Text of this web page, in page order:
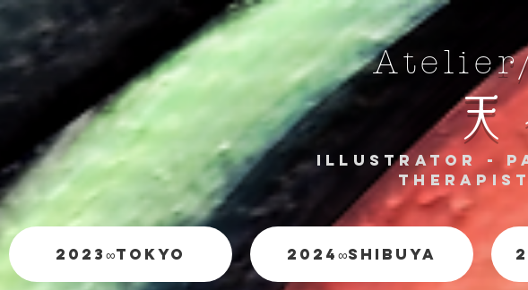
天
Illustrator -
2023∞TOKYO 2024∞SHIBUYA